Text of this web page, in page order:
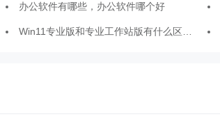
办公软件有哪些，办公软件哪个好
Win11专业版和专业工作站版有什么区别-专业版和专业工作站版的区别